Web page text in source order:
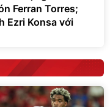
Ferran Torres;
Ezri Konsa với